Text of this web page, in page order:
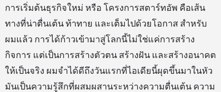
การเริ่มต้นธุรกิจใหม่ หรือ โครงการสตาร์ทอัพ คือเส้น
ทางที่น่าตื่นเต้น ท้าทาย และเต็มไปด้วยโอกาส สำหรับ
ผมแล้ว การได้ก้าวเข้ามาสู่โลกนี้ไม่ใช่แค่การสร้าง
กิจการ แต่เป็นการสร้างตัวตน สร้างฝัน และสร้างอนาคต
ให้เป็นจริง ผมจำได้ดีถึงวันแรกที่ไอเดียนี้ผุดขึ้นมาในหัว
มันเป็นความรู้สึกที่ผสมผสานระหว่างความตื่นเต้น ความ